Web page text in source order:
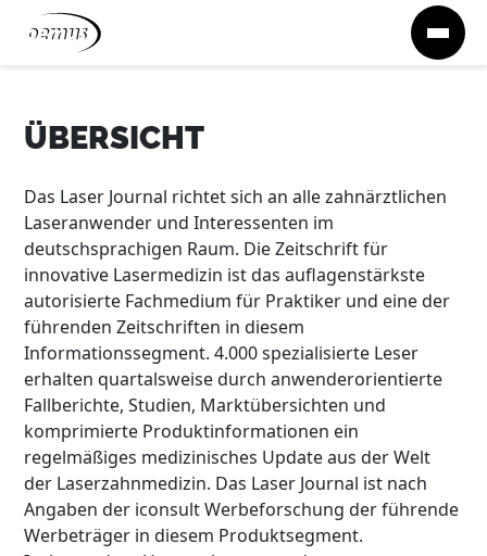
Zum Inhalt springen
ÜBERSICHT
Das Laser Journal richtet sich an alle zahnärztlichen
Laseranwender und Interessenten im
deutschsprachigen Raum. Die Zeitschrift für
innovative Lasermedizin ist das auflagenstärkste
autorisierte Fachmedium für Praktiker und eine der
führenden Zeitschriften in diesem
Informationssegment. 4.000 spezialisierte Leser
erhalten quartalsweise durch anwenderorientierte
Fallberichte, Studien, Marktübersichten und
komprimierte Produktinformationen ein
regelmäßiges medizinisches Update aus der Welt
der Laserzahnmedizin. Das Laser Journal ist nach
Angaben der iconsult Werbeforschung der führende
Werbeträger in diesem Produktsegment.